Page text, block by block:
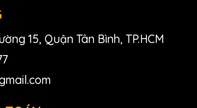
chống lại độ ẩm và nước bắn
hoạt động lên đến 8 giờ
các hệ thống G1, G2 và G3 của thế
hệ trước
15, Quận Tân Bình, TP.HCM